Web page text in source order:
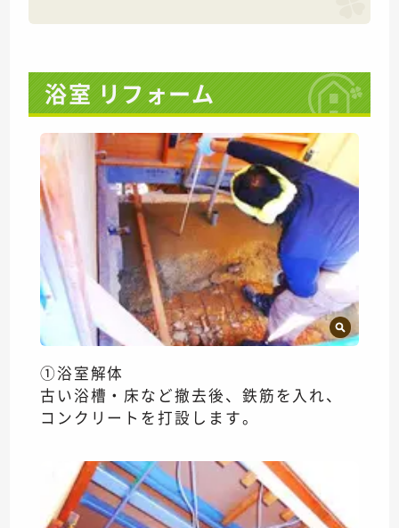
浴室 リフォーム
①浴室解体
古い浴槽・床など撤去後、鉄筋を入れ、
コンクリートを打設します。